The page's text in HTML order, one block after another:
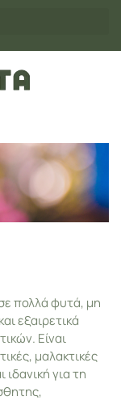
πολλά φυτά, μη
εξαιρετικά
Είναι
μαλακτικές
ιδανική για τη